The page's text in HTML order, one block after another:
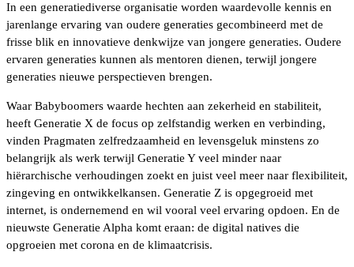
In een generatiediverse organisatie worden waardevolle kennis en
jarenlange ervaring van oudere generaties gecombineerd met de
frisse blik en innovatieve denkwijze van jongere generaties. Oudere
ervaren generaties kunnen als mentoren dienen, terwijl jongere
generaties nieuwe perspectieven brengen.
Waar Babyboomers waarde hechten aan zekerheid en stabiliteit,
heeft Generatie X de focus op zelfstandig werken en verbinding,
vinden Pragmaten zelfredzaamheid en levensgeluk minstens zo
belangrijk als werk terwijl Generatie Y veel minder naar
hiërarchische verhoudingen zoekt en juist veel meer naar flexibiliteit,
zingeving en ontwikkelkansen. Generatie Z is opgegroeid met
internet, is ondernemend en wil vooral veel ervaring opdoen. En de
nieuwste Generatie Alpha komt eraan: de digital natives die
opgroeien met corona en de klimaatcrisis.